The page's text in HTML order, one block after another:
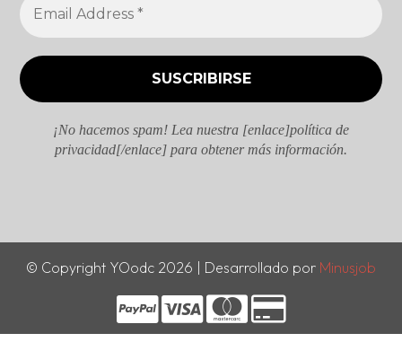
¡No hacemos spam! Lea nuestra [enlace]política de
privacidad[/enlace] para obtener más información.
© Copyright YOodc 2026 | Desarrollado por Minusjob